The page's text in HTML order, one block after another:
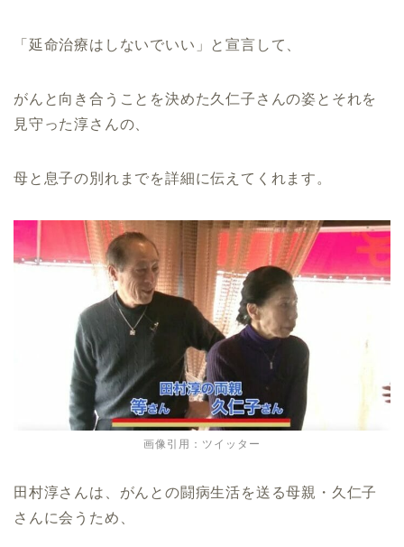
「延命治療はしないでいい」と宣言して、
がんと向き合うことを決めた久仁子さんの姿とそれを
見守った淳さんの、
母と息子の別れまでを詳細に伝えてくれます。
画像引用：ツイッター
田村淳さんは、がんとの闘病生活を送る母親・久仁子
さんに会うため、